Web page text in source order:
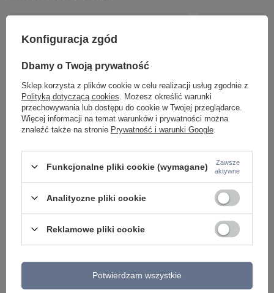
Biały zestaw szynoprzeód metrowy z trzema
reflektorami 3xGU10 Zuma Line 3557
ZESTAW
3xGU10/ES111
Konfiguracja zgód
Dbamy o Twoją prywatność
Sklep korzysta z plików cookie w celu realizacji usług zgodnie z
Polityką dotyczącą cookies . Możesz określić warunki
przechowywania lub dostępu do cookie w Twojej przeglądarce.
Więcej informacji na temat warunków i prywatności można
znaleźć także na stronie Prywatność i warunki Google
Funkcjonalne pliki cookie (wymagane)
Zawsze
aktywne
Analityczne pliki cookie
Reklamowe pliki cookie
Potwierdzam wszystkie